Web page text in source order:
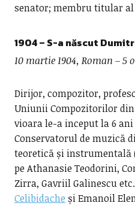
senator; membru titular al
1904 – S-a născut
10 martie 1904, Roman – 5
Dirijor, compozitor,
Uniunii Compozitorilor din
vioara le-a inceput la 6
Conservatorul de muzică
teoretică și instrumentală
pe Athanasie Teodorini,
Zirra, Gavriil Galinescu
Celibidache și Emanoil